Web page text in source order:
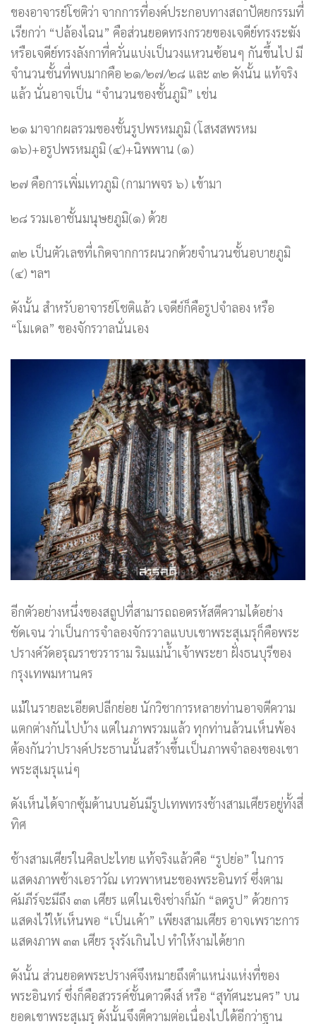
ของอาจารย์โชติว่า จากการที่องค์ประกอบทางสถาปัตยกรรมที่
เรียกว่า “ปล้องไฉน” คือส่วนยอดทรงกรวยของเจดีย์ทรงระฆัง
หรือเจดีย์ทรงลังกาที่ควั่นแบ่งเป็นวงแหวนซ้อนๆ กันขึ้นไป มี
จำนวนชั้นที่พบมากคือ ๒๑/๒๗/๒๘ และ ๓๒ ดังนั้น แท้จริง
แล้ว นั่นอาจเป็น “จำนวนของชั้นภูมิ” เช่น
๒๑ มาจากผลรวมของชั้นรูปพรหมภูมิ (โสฬสพรหม
๑๖)+อรูปพรหมภูมิ (๔)+นิพพาน (๑)
๒๗ คือการเพิ่มเทวภูมิ (กามาพจร ๖) เข้ามา
๒๘ รวมเอาชั้นมนุษยภูมิ(๑) ด้วย
๓๒ เป็นตัวเลขที่เกิดจากการผนวกด้วยจำนวนชั้นอบายภูมิ
(๔) ฯลฯ
ดังนั้น สำหรับอาจารย์โชติแล้ว เจดีย์ก็คือรูปจำลอง หรือ
“โมเดล” ของจักรวาลนั่นเอง
อีกตัวอย่างหนึ่งของสถูปที่สามารถถอดรหัสตีความได้อย่าง
ชัดเจน ว่าเป็นการจำลองจักรวาลแบบเขาพระสุเมรุก็คือพระ
ปรางค์วัดอรุณราชวราราม ริมแม่น้ำเจ้าพระยา ฝั่งธนบุรีของ
กรุงเทพมหานคร
แม้ในรายละเอียดปลีกย่อย นักวิชาการหลายท่านอาจตีความ
แตกต่างกันไปบ้าง แต่ในภาพรวมแล้ว ทุกท่านล้วนเห็นพ้อง
ต้องกันว่าปรางค์ประธานนั้นสร้างขึ้นเป็นภาพจำลองของเขา
พระสุเมรุแน่ๆ
ดังเห็นได้จากซุ้มด้านบนอันมีรูปเทพทรงช้างสามเศียรอยู่ทั้งสี่
ทิศ
ช้างสามเศียรในศิลปะไทย แท้จริงแล้วคือ “รูปย่อ” ในการ
แสดงภาพช้างเอราวัณ เทวพาหนะของพระอินทร์ ซึ่งตาม
คัมภีร์จะมีถึง ๓๓ เศียร แต่ในเชิงช่างก็มัก “ลดรูป” ด้วยการ
แสดงไว้ให้เห็นพอ “เป็นเค้า” เพียงสามเศียร อาจเพราะการ
แสดงภาพ ๓๓ เศียร รุงรังเกินไป ทำให้งามได้ยาก
ดังนั้น ส่วนยอดพระปรางค์จึงหมายถึงตำแหน่งแห่งที่ของ
พระอินทร์ ซึ่งก็คือสวรรค์ชั้นดาวดึงส์ หรือ “สุทัศนะนคร” บน
ยอดเขาพระสุเมรุ ดังนั้นจึงตีความต่อเนื่องไปได้อีกว่าฐาน